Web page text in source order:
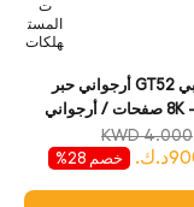
ت
المست
هلكات
إتش بي GT52 أرجواني حبر
زجاجة - 8K صفحات / أرجواني
لون / حبر زجاجة
KWD 4.000
خصم 28%